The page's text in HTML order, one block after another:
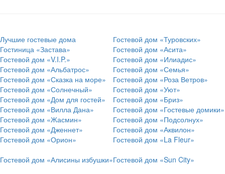
Лучшие гостевые дома
Гостевой дом «Туровских»
Гостиница «Застава»
Гостевой дом «Асита»
Гостевой дом «V.I.P.»
Гостевой дом «Илиадис»
Гостевой дом «Альбатрос»
Гостевой дом «Семья»
Гостевой дом «Сказка на море»
Гостевой дом «Роза Ветров»
Гостевой дом «Солнечный»
Гостевой дом «Уют»
Гостевой дом «Дом для гостей»
Гостевой дом «Бриз»
Гостевой дом «Вилла Дана»
Гостевой дом «Гостевые домики»
Гостевой дом «Жасмин»
Гостевой дом «Подсолнух»
Гостевой дом «Дженнет»
Гостевой дом «Аквилон»
Гостевой дом «Орион»
Гостевой дом «La Fleur»
Гостевой дом «Алисины избушки»Гостевой дом «Sun City»